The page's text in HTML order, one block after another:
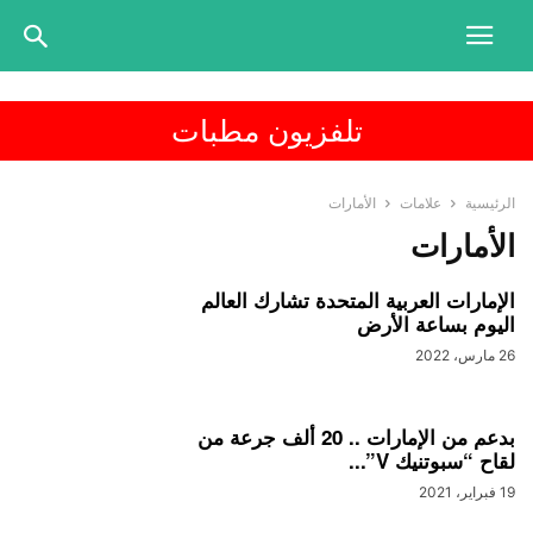
تلفزيون مطبات
الرئيسية علامات الأمارات
الأمارات
الإمارات العربية المتحدة تشارك العالم
اليوم بساعة الأرض
26 مارس، 2022
بدعم من الإمارات .. 20 ألف جرعة من
لقاح “سبوتنيك V”...
19 فبراير، 2021